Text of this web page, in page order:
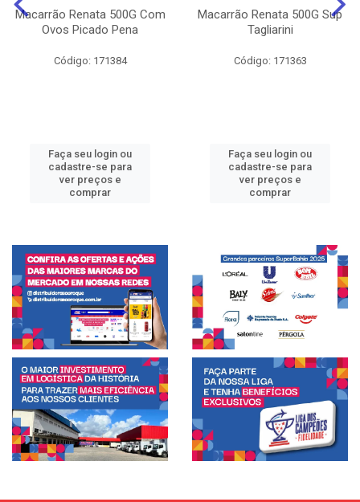
Macarrão Renata 500G Com
Ovos Picado Pena
Código: 171384
Faça seu login ou
cadastre-se para
ver preços e
comprar
Macarrão Renata 500G Sup
Tagliarini
Código: 171363
Faça seu login ou
cadastre-se para
ver preços e
comprar